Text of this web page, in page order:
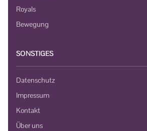
Royals
Bewegung
SONSTIGES
Datenschutz
Impressum
Kontakt
Über uns